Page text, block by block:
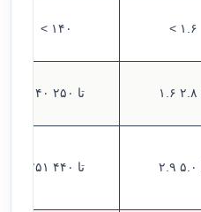
< ۱.۶ < ۱۴۰
۱۴۰ تا ۲۵۰
۲۵۱ تا ۴۴۰